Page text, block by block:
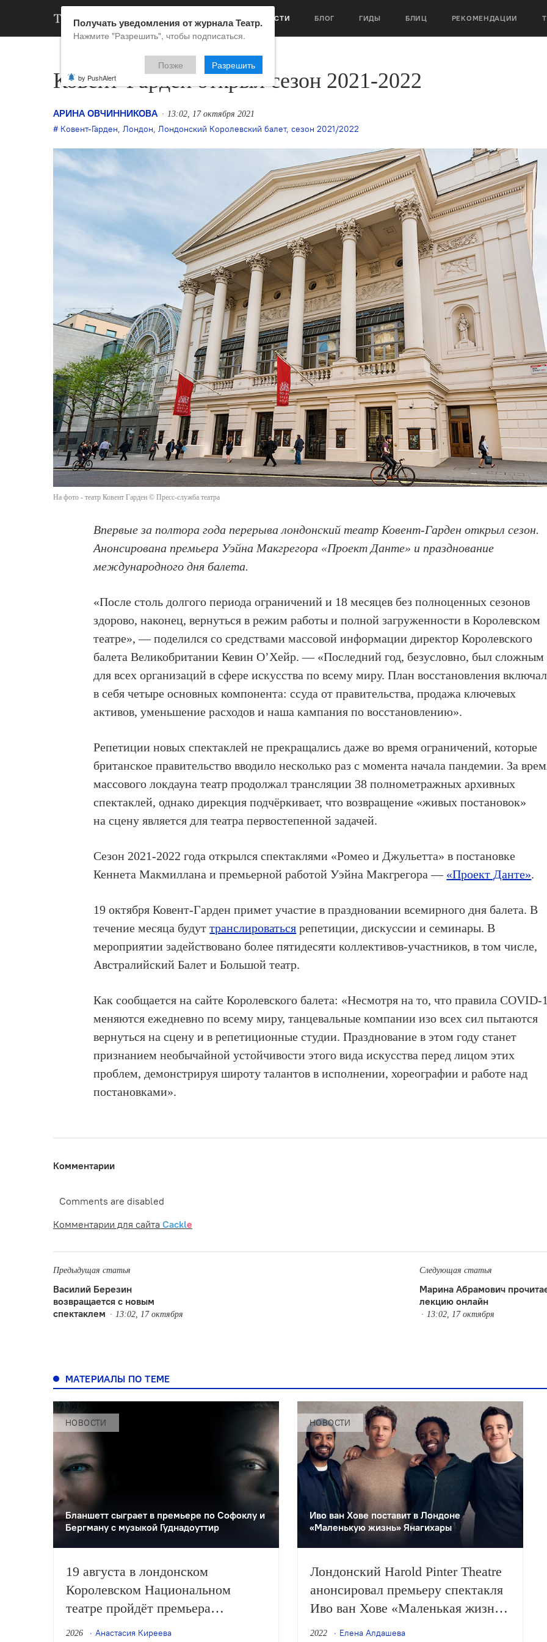
НОВОСТИ БЛОГ ГИДЫ БЛИЦ РЕКОМЕНДАЦИИ
Ковент-Гарден открыл сезон 2021-2022
АРИНА ОВЧИННИКОВА 13:02, 17 октября 2021
Ковент-Гарден, Лондон, Лондонский Королевский балет, сезон 2021/2022
На фото - театр Ковент Гарден © Пресс-служба театра
Впервые за полтора года перерыва лондонский театр Ковент-Гарден открыл сезон.
Анонсирована премьера Уэйна Макгрегора «Проект Данте» и празднование
международного дня балета.
«После столь долгого периода ограничений и 18 месяцев без полноценных сезонов
здорово, наконец, вернуться в режим работы и полной загруженности в Королевском
театре», — поделился со средствами массовой информации директор Королевского
балета Великобритании Кевин О’Хейр. — «Последний год, безусловно, был сложным
для всех организаций в сфере искусства по всему миру. План восстановления включал
в себя четыре основных компонента: ссуда от правительства, продажа ключевых
активов, уменьшение расходов и наша кампания по восстановлению».
Репетиции новых спектаклей не прекращались даже во время ограничений, которые
британское правительство вводило несколько раз с момента начала пандемии. За
массового локдауна театр продолжал трансляции 38 полнометражных архивных
спектаклей, однако дирекция подчёркивает, что возвращение «живых постановок»
на сцену является для театра первостепенной задачей.
Сезон 2021-2022 года открылся спектаклями «Ромео и Джульетта» в постановке
Кеннета Макмиллана и премьерной работой Уэйна Макгрегора — «Проект Данте».
19 октября Ковент-Гарден примет участие в праздновании всемирного дня балета. В
течение месяца будуттранслироваться репетиции, дискуссии и семинары. В
мероприятии задействовано более пятидесяти коллективов-участников, в том числе,
Австралийский Балет и Большой театр.
Как сообщается на сайте Королевского балета: «Несмотря на то, что правила COVID-
меняются ежедневно по всему миру, танцевальные компании изо всех сил пытаются
вернуться на сцену и в репетиционные студии. Празднование в этом году станет
признанием необычайной устойчивости этого вида искусства перед лицом этих
проблем, демонстрируя широту талантов в исполнении, хореографии и работе над
постановками».
Комментарии
Comments are disabled
Комментарии для сайта Cackle
Предыдущая статья
Василий Березин
возвращается с новым
спектаклем
13:02, 17 октября
Следующая статья
Марина Абрамович
лекцию онлайн
13:02, 17 октября
МАТЕРИАЛЫ ПО ТЕМЕ
НОВОСТИ
Бланшетт сыграет в премьере по Софоклу и
Бергману с музыкой Гуднадоуттир
19 августа в лондонском
Королевском Национальном
театре пройдёт премьера
спектакля Бенедикта Эндрюса
2026 Анастасия Киреева
НОВОСТИ
Иво ван Хове поставит в Лондоне
«Маленькую жизнь» Янагихары
Лондонский Harold Pinter Theatre
анонсировал премьеру спектакля
Иво ван Хове «Маленькая жизнь»
по одноимённому роману Ханьи
2022 Елена Алдашева
Получать уведомления от журнала Театр.
Нажмите "Разрешить", чтобы подписаться.
Позже Разрешить
by PushAlert